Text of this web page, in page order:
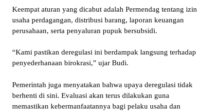
Keempat aturan yang dicabut adalah Permendag tentang izin
usaha perdagangan, distribusi barang, laporan keuangan
perusahaan, serta penyaluran pupuk bersubsidi.
“Kami pastikan deregulasi ini berdampak langsung terhadap
penyederhanaan birokrasi,” ujar Budi.
Pemerintah juga menyatakan bahwa upaya deregulasi tidak
berhenti di sini. Evaluasi akan terus dilakukan guna
memastikan kebermanfaatannya bagi pelaku usaha dan